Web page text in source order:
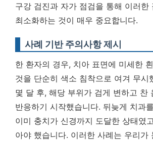
구강 검진과 자가 점검을 통해 이러한
최소화하는 것이 매우 중요합니다.
사례 기반 주의사항 제시
한 환자의 경우, 치아 표면에 미세한
것을 단순히 색소 침착으로 여겨 무시
몇 달 후, 해당 부위가 검게 변하고 찬
반응하기 시작했습니다. 뒤늦게 치과
이미 충치가 신경까지 도달한 상태였
아야 했습니다. 이러한 사례는 우리가